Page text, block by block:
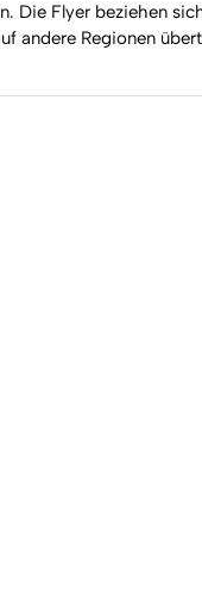
Die Flyer beziehen
andere Regionen